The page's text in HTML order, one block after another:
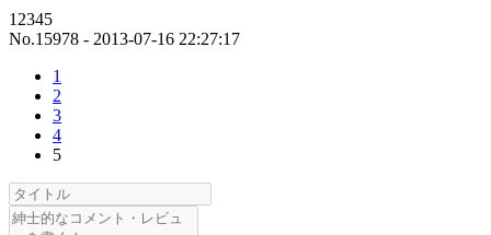
12345
No.15978 - 2013-07-16 22:27:17
1
2
3
4
5